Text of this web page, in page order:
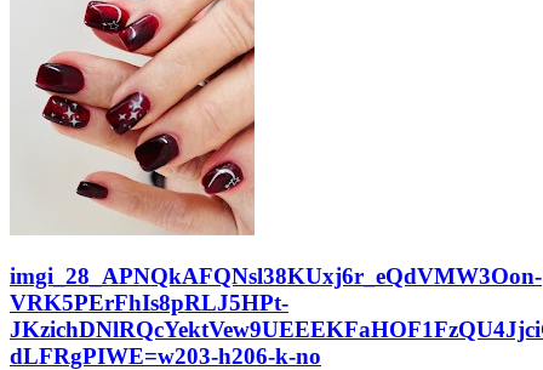
imgi_28_APNQkAFQNsl38KUxj6r_eQdVMW3Oon-
VRK5PErFhIs8pRLJ5HPt-
dLFRgPIWE=w203-h206-k-no